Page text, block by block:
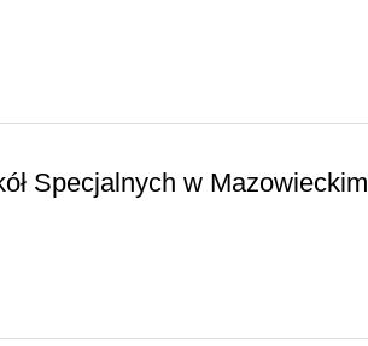
Specjalnych w Mazowieckim